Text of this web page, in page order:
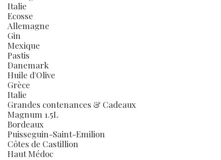
Italie
Ecosse
Allemagne
Gin
Mexique
Pastis
Danemark
Huile d'Olive
Grèce
Italie
Grandes contenances & Cadeaux
Magnum 1.5L
Bordeaux
Puisseguin-Saint-Emilion
Côtes de Castillion
Haut Médoc